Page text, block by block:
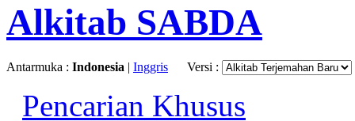
Alkitab SABDA
Antarmuka : Indonesia | Inggris Versi :
Pencarian Khusus